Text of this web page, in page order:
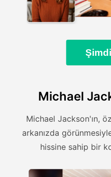
Michael
Michael Jackson'ın,
arkanızda
hissine sahip bir